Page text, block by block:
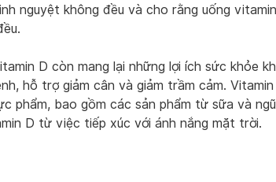
nguyệt không đều và cho rằng uống
D còn mang lại những lợi ích sức khỏe
hỗ trợ giảm cân và giảm trầm cảm.
phẩm, bao gồm các sản phẩm từ sữa và
D từ việc tiếp xúc với ánh nắng mặt trời.